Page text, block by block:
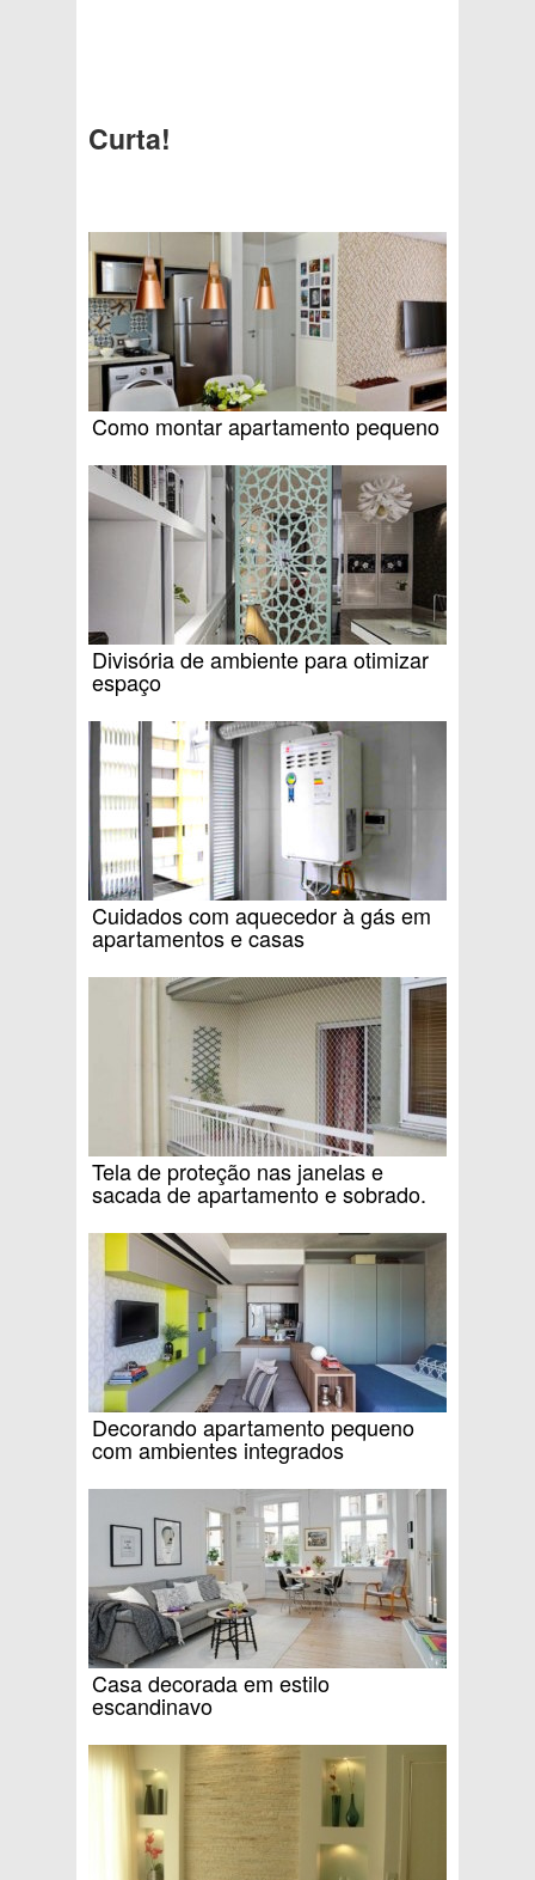
Curta!
Como montar apartamento pequeno
Divisória de ambiente para otimizar
espaço
Cuidados com aquecedor à gás em
apartamentos e casas
Tela de proteção nas janelas e
sacada de apartamento e sobrado.
Decorando apartamento pequeno
com ambientes integrados
Casa decorada em estilo
escandinavo